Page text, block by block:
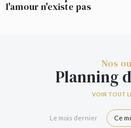
l'amour n'existe pas
Nos
Planning
VOIR TOUT
Le mois dernier Ce